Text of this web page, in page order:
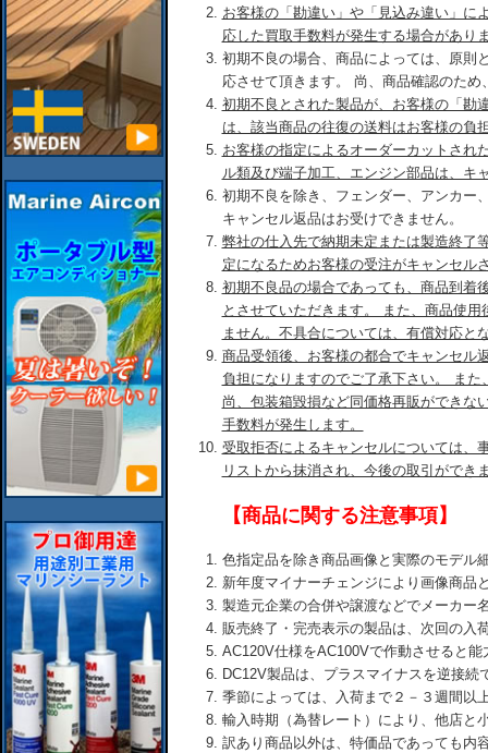
お客様の「勘違い」や「見込み違い」に
応した買取手数料が発生する場合があり
初期不良の場合、商品によっては、原則
応させて頂きます。 尚、商品確認のた
初期不良とされた製品が、お客様の「勘
は、該当商品の往復の送料はお客様の負
お客様の指定によるオーダーカットされ
ル類及び端子加工、エンジン部品は、キ
初期不良を除き、フェンダー、アンカー
キャンセル返品はお受けできません。
弊社の仕入先で納期未定または製造終了
定になるためお客様の受注がキャンセル
初期不良品の場合であっても、商品到着
とさせていただきます。 また、商品使
ません。不具合については、有償対応と
商品受領後、お客様の都合でキャンセル
負担になりますのでご了承下さい。 ま
尚、包装箱毀損など同価格再販ができな
手数料が発生します。
受取拒否によるキャンセルについては、
リストから抹消され、今後の取引ができ
【商品に関する注意事項】
色指定品を除き商品画像と実際のモデル
新年度マイナーチェンジにより画像商品
製造元企業の合併や譲渡などでメーカー
販売終了・完売表示の製品は、次回の入
AC120V仕様をAC100Vで作動させると
DC12V製品は、プラスマイナスを逆接
季節によっては、入荷まで２－３週間以
輸入時期（為替レート）により、他店と
訳あり商品以外は、特価品であっても内